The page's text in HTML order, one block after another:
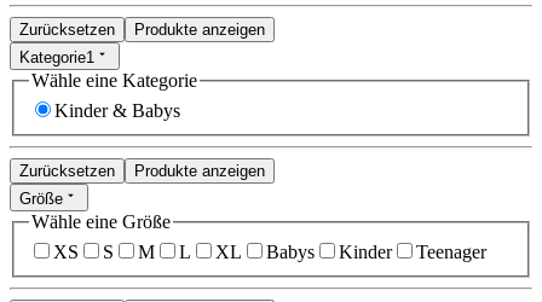
Zurücksetzen
Produkte anzeigen
Kategorie1
Wähle eine Kategorie
Kinder & Babys
Zurücksetzen
Produkte anzeigen
Größe
Wähle eine Größe
XS
S M L XL Babys Kinder Teenager